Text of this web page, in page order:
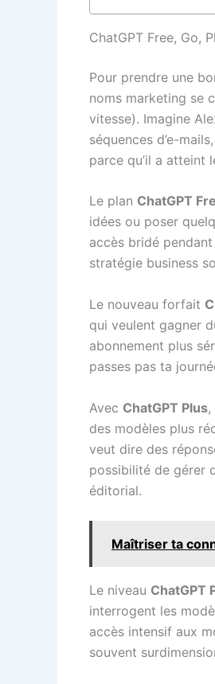
ChatGPT Free, Go,
Pour prendre une
noms marketing se
vitesse). Imagine
séquences d’e-
parce qu’il a atteint
Le plan ChatGPT
idées ou poser
accès bridé
stratégie business
Le nouveau forfait
qui veulent gagner
abonnement plus
passes pas ta
Avec ChatGPT Plus
des modèles plus
veut dire des
possibilité de gérer
éditorial.
Maîtriser ta
Le niveau ChatGPT
interrogent les
accès intensif aux
souvent